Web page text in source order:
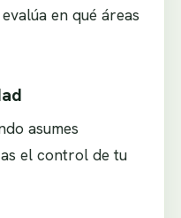
en qué áreas
asumes
el control de tu